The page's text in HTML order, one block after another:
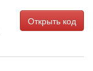
Открыть код